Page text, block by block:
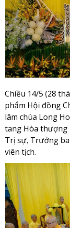
Chiều 14/5 (28
phẩm Hội đồng
lâm chùa Long
tang Hòa thượng
Trị sự, Trưởng
viên tịch.